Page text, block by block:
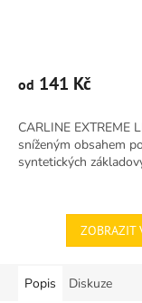
produktu
z
5
hvězdiček.
od 141 Kč
CARLINE
sníženým obsahem
syntetických
ZOBRAZIT
Popis Diskuze